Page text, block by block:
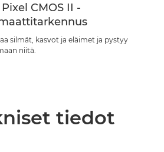
CMOS II -
silmät, kasvot ja eläimet ja pystyy
niitä.
tiedot